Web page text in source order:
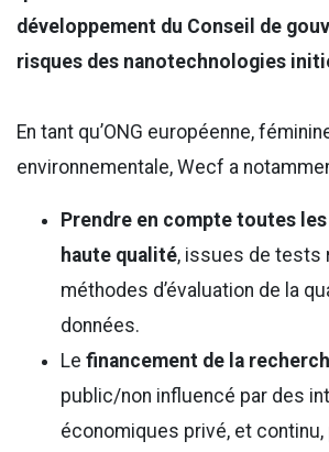
développement du Conseil de
risques des nanotechnologies
En tant qu’ONG européenne,
environnementale, Wecf a
Prendre en compte toutes
haute qualité, issues de tests
méthodes d’évaluation de la
données.
Le financement de la
public/non influencé par des
économiques privé, et